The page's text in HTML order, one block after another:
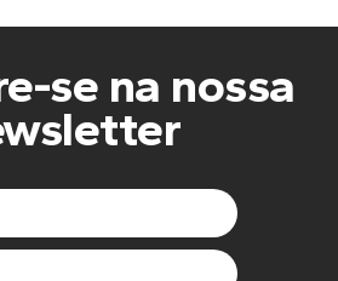
se na nossa